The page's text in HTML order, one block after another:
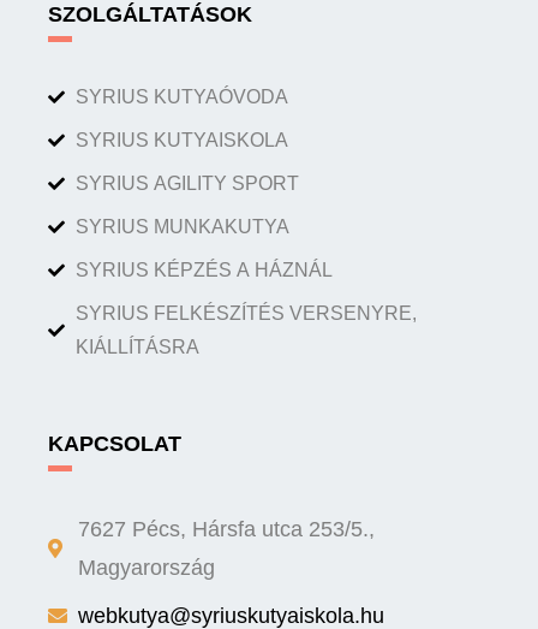
SZOLGÁLTATÁSOK
SYRIUS KUTYAÓVODA
SYRIUS KUTYAISKOLA
SYRIUS AGILITY SPORT
SYRIUS MUNKAKUTYA
SYRIUS KÉPZÉS A HÁZNÁL
SYRIUS FELKÉSZÍTÉS VERSENYRE,
KIÁLLÍTÁSRA
KAPCSOLAT
7627 Pécs, Hársfa utca 253/5.,
Magyarország
webkutya@syriuskutyaiskola.hu